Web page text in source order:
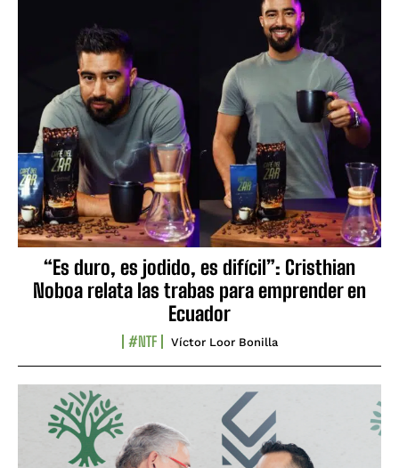
“Es duro, es jodido, es difícil”: Cristhian
Noboa relata las trabas para emprender en
Ecuador
#NTF Víctor Loor Bonilla